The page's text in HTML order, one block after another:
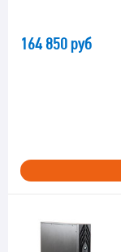
164 850 руб